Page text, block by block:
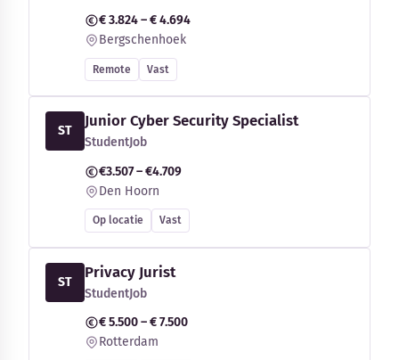
€ 3.824 – € 4.694
Bergschenhoek
Remote Vast
ST
Junior Cyber Security Specialist
StudentJob
€3.507 – €4.709
Den Hoorn
Op locatie Vast
ST
Privacy Jurist
StudentJob
€ 5.500 – € 7.500
Rotterdam